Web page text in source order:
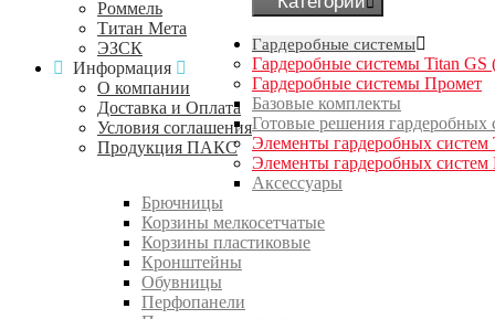
Роммель
Титан Мета
ЭЗСК
Информация
О компании
Доставка и Оплата
Условия соглашения
Продукция ПАКС
Гардеробные системы
Гардеробные системы Titan
Гардеробные системы Промет
Базовые комплекты
Готовые решения гардеробных
Элементы гардеробных систем
Элементы гардеробных систем
Аксессуары
Брючницы
Корзины мелкосетчатые
Корзины пластиковые
Кронштейны
Обувницы
Перфопанели